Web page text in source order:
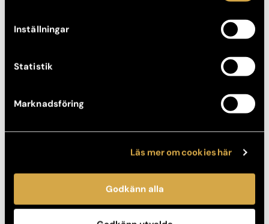
Inställningar
Statistik
Marknadsföring
Läs mer om cookies här
Godkänn alla